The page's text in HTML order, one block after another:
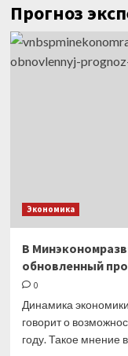
Прогноз
Экономика
В
обновленный
0
Динамика
говорит о
году. Такое мнение